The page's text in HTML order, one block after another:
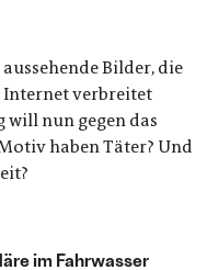
Bilder, die
Internet verbreitet
will nun gegen das
haben Täter? Und
im Fahrwasser